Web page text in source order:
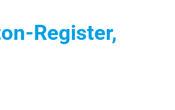
Register,